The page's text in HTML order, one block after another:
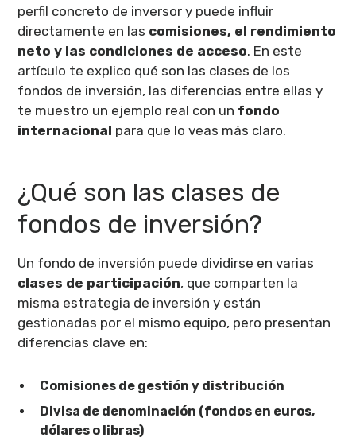
perfil concreto de inversor y puede influir
directamente en las comisiones, el rendimiento
neto y las condiciones de acceso. En este
artículo te explico qué son las clases de los
fondos de inversión, las diferencias entre ellas y
te muestro un ejemplo real con un fondo
internacional para que lo veas más claro.
¿Qué son las clases de
fondos de inversión?
Un fondo de inversión puede dividirse en varias
clases de participación, que comparten la
misma estrategia de inversión y están
gestionadas por el mismo equipo, pero presentan
diferencias clave en:
Comisiones de gestión y distribución
Divisa de denominación (fondos en euros,
dólares o libras)